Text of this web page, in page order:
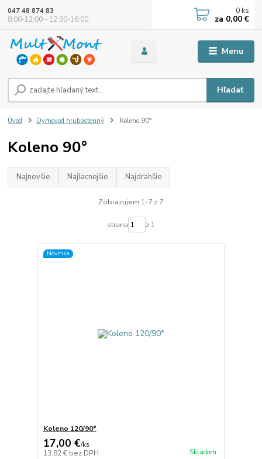
Menu
Hľadať
047 48 874 83
8:00-12:00 - 12:30-16:00
0 ks
za 0,00 €
Úvod Dymovod hrubostenný Koleno 90°
Koleno 90°
Najnovšie Najlacnejšie Najdrahšie
Zobrazujem 1-7 z 7
strana z 1
Novinka
Koleno 120/90°
17,00 €/ks
13,82 € bez DPH Skladom